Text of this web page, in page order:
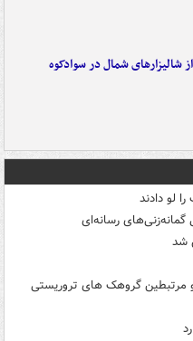
شالیزارهای شمال در سوادکوه
لو دادند
گمانه‌زنی‌های رسانه‌ای